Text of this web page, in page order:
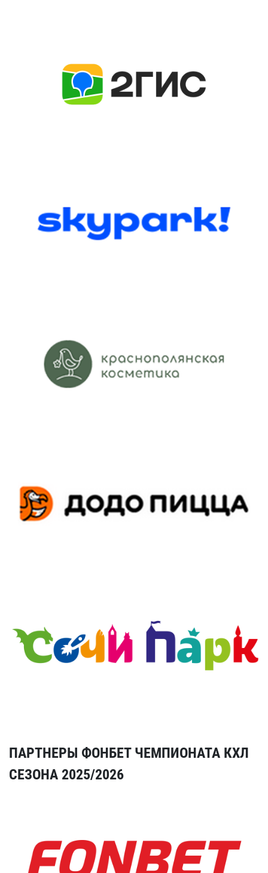
ПАРТНЕРЫ ФОНБЕТ ЧЕМПИОНАТА КХЛ
СЕЗОНА 2025/2026